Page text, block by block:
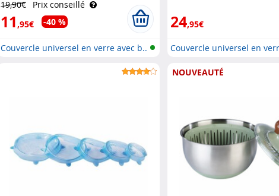
19,90€ Prix conseillé
11 ,95€ -40 %
Couvercle universel en verre avec b..
24,95€
Couvercle universel en
NOUVEAUTÉ